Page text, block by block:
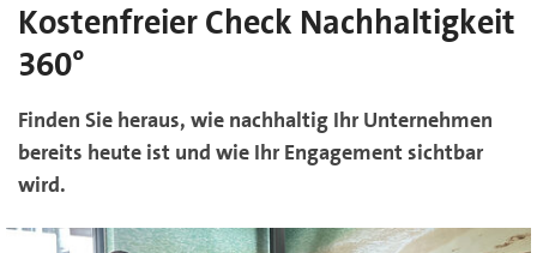
Kostenfreier Check Nachhaltigkeit
360°
Finden Sie heraus, wie nachhaltig Ihr Unternehmen
bereits heute ist und wie Ihr Engagement sichtbar
wird.